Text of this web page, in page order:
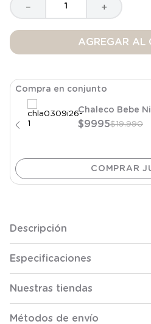
＋
－
AGREGAR AL
Compra en conjunto
Chaleco Bebe
$9995$19.990
Descripción
Especificaciones
Nuestras tiendas
Métodos de envío